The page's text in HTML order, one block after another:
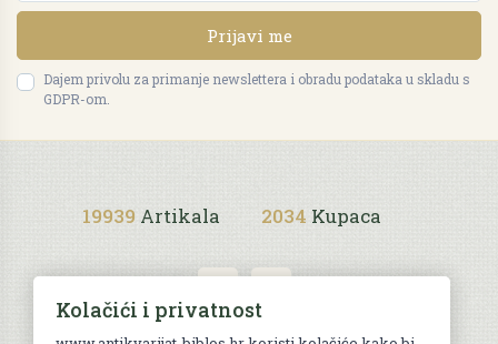
Prijavi me
Dajem privolu za primanje newslettera i obradu podataka u skladu s
GDPR-om.
19939 Artikala 2034 Kupaca
Kolačići i privatnost